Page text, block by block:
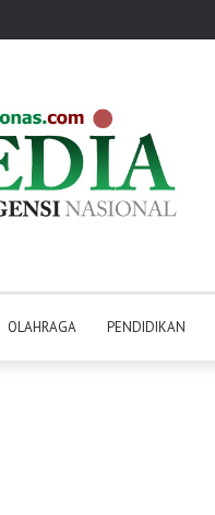
OLAHRAGA PENDIDIKAN